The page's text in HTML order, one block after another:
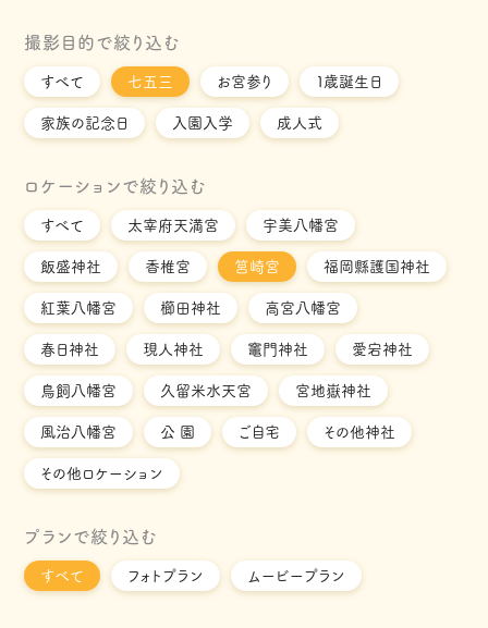
撮影目的で絞り込む
すべて 七五三 お宮参り １歳誕生日
家族の記念日 入園入学 成人式
ロケーションで絞り込む
すべて 太宰府天満宮 宇美八幡宮
飯盛神社 香椎宮 筥崎宮 福岡縣護国神社
紅葉八幡宮 櫛田神社 高宮八幡宮
春日神社 現人神社 竈門神社 愛宕神社
鳥飼八幡宮 久留米水天宮 宮地嶽神社
風治八幡宮 公 園 ご自宅 その他神社
その他ロケーション
プランで絞り込む
すべて フォトプラン ムービープラン